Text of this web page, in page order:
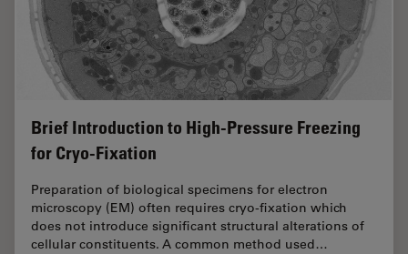
Brief Introduction to High-Pressure Freezing
for Cryo-Fixation
Preparation of biological specimens for electron
microscopy (EM) often requires cryo-fixation which
does not introduce significant structural alterations of
cellular constituents. A common method used…